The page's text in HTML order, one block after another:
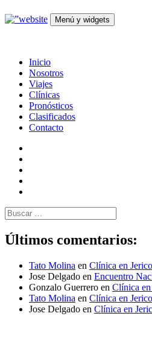
al
Menú y widgets
Inicio
Nosotros
Viajes
Clínicas
Pronósticos
Clasificados
Contacto
Buscar:
Últimos comentarios:
Tato Molina en Clínica en
Jose Delgado en Encuentro
Gonzalo Guerrero en Clínica en
Tato Molina en Clínica en
Jose Delgado en Clínica en